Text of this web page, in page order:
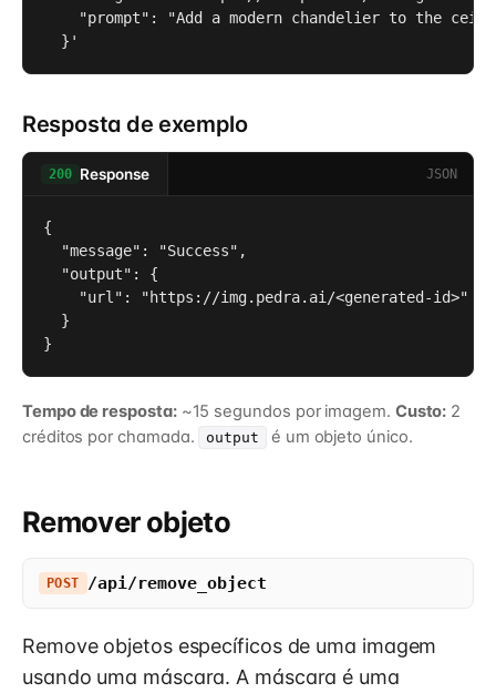
"prompt": "Add a modern chandelier to the
  }'
Resposta de exemplo
200 Response JSON
{
  "message": "Success",
  "output": {
    "url": "https://img.pedra.ai/<generated-id>"
  }
}
Tempo de resposta:~15 segundos por imagem. Custo: 2
créditos por chamada.
output é um objeto único.
Remover objeto
POST /api/remove_object
Remove objetos específicos de uma imagem
usando uma máscara. A máscara é uma